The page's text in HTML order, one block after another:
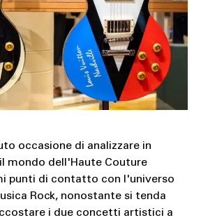
occasione di analizzare in
mondo dell'Haute Couture
punti di contatto con l'universo
Rock, nonostante si tenda
i due concetti artistici a